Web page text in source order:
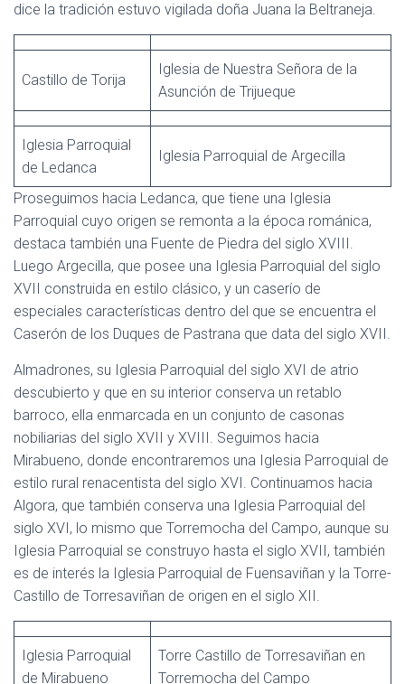
dice la tradición estuvo vigilada doña Juana la Beltraneja.
Castillo de Torija
Iglesia de Nuestra Señora de la
Asunción de Trijueque
Iglesia Parroquial
de Ledanca
Iglesia Parroquial de Argecilla
Proseguimos hacia Ledanca, que tiene una Iglesia
Parroquial cuyo origen se remonta a la época románica,
destaca también una Fuente de Piedra del siglo XVIII.
Luego Argecilla, que posee una Iglesia Parroquial del siglo
XVII construida en estilo clásico, y un caserío de
especiales características dentro del que se encuentra el
Caserón de los Duques de Pastrana que data del siglo XVII.
Almadrones, su Iglesia Parroquial del siglo XVI de atrio
descubierto y que en su interior conserva un retablo
barroco, ella enmarcada en un conjunto de casonas
nobiliarias del siglo XVII y XVIII. Seguimos hacia
Mirabueno, donde encontraremos una Iglesia Parroquial de
estilo rural renacentista del siglo XVI. Continuamos hacia
Algora, que también conserva una Iglesia Parroquial del
siglo XVI, lo mismo que Torremocha del Campo, aunque su
Iglesia Parroquial se construyo hasta el siglo XVII, también
es de interés la Iglesia Parroquial de Fuensaviñan y la Torre-
Castillo de Torresaviñan de origen en el siglo XII.
Iglesia Parroquial
de Mirabueno
Torre Castillo de Torresaviñan en
Torremocha del Campo